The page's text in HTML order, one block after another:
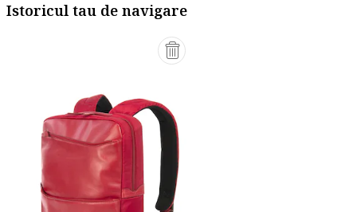
Istoricul tau de navigare